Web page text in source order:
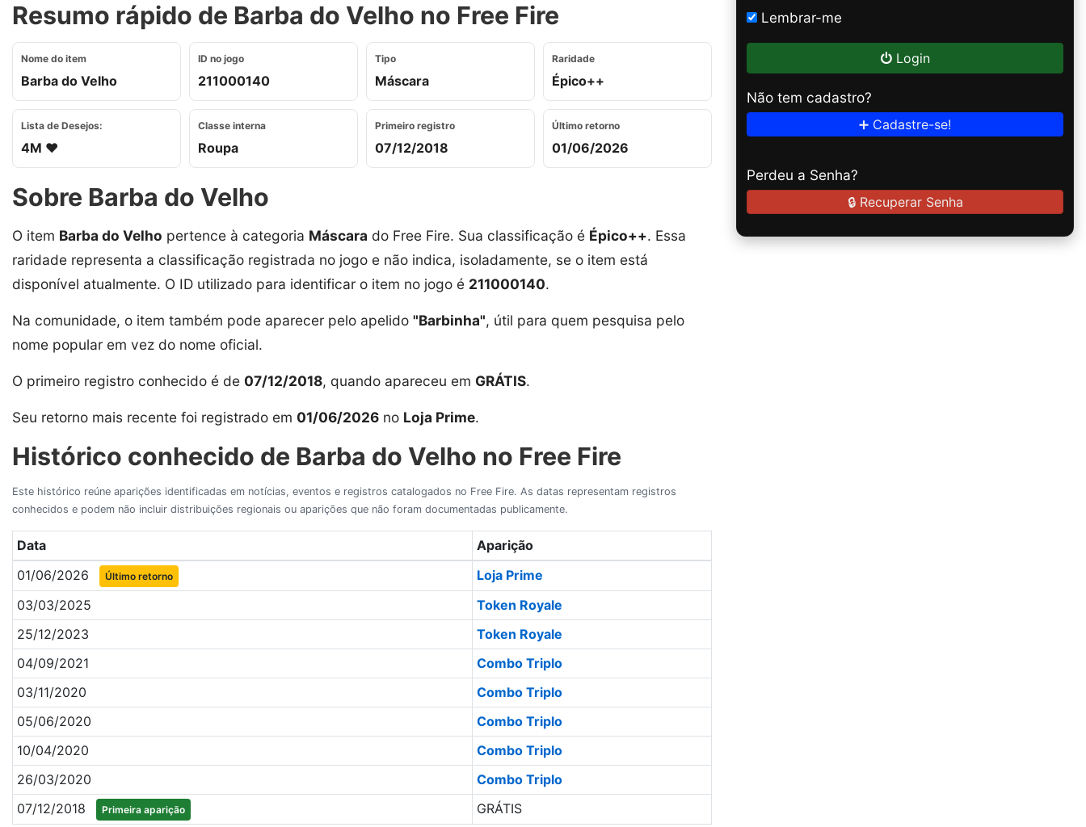
Resumo rápido de Barba do Velho no Free Fire
Nome do item
Barba do Velho
ID no jogo
211000140
Tipo
Máscara
Raridade
Épico++
Lista de Desejos:
4M ❤️
Classe interna
Roupa
Primeiro registro
07/12/2018
Último retorno
01/06/2026
Sobre Barba do Velho
O item Barba do Velho pertence à categoria Máscara do Free Fire. Sua classificação é Épico++. Essa
raridade representa a classificação registrada no jogo e não indica, isoladamente, se o item está
disponível atualmente. O ID utilizado para identificar o item no jogo é 211000140.
Na comunidade, o item também pode aparecer pelo apelido "Barbinha", útil para quem pesquisa pelo
nome popular em vez do nome oficial.
O primeiro registro conhecido é de 07/12/2018, quando apareceu em GRÁTIS.
Seu retorno mais recente foi registrado em 01/06/2026 no Loja Prime.
Histórico conhecido de Barba do Velho no Free Fire
Este histórico reúne aparições identificadas em notícias, eventos e registros catalogados no Free Fire. As datas representam registros
conhecidos e podem não incluir distribuições regionais ou aparições que não foram documentadas publicamente.
Data
Aparição
01/06/2026
Último retorno
Loja Prime
03/03/2025
Token Royale
25/12/2023
Token Royale
04/09/2021
Combo Triplo
03/11/2020
Combo Triplo
05/06/2020
Combo Triplo
10/04/2020
Combo Triplo
26/03/2020
Combo Triplo
07/12/2018
Primeira aparição GRÁTIS
Lembrar-me
Login
Não tem cadastro?
➕ Cadastre-se!
Perdeu a Senha?
🔒 Recuperar Senha